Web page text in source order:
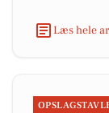
Læs hele